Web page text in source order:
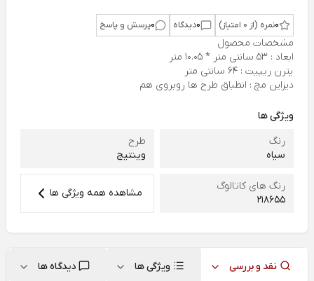
0نمره (از 0 امتیاز) 0دیدگاه 0پرسش و پاسخ
مشخصات محصول
ابعاد : 53 سانتی متر * 10.05 متر
پترن ریپیت : 64 سانتی متر
دیزاین مچ : انطباق طرح ها روبروی هم
ویژگی ها
رنگ
سیاه
طرح
وینتیج
رنگ های کاتالوگ
218655
مشاهده همه ویژگی ها
نقد و بررسی ویژگی ها دیدگاه ها